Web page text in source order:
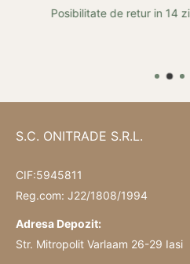
Posibilitate de retur in 14
S.C. ONITRADE S.R.L.
CIF:5945811
Reg.com: J22/1808/1994
Adresa Depozit:
Str. Mitropolit Varlaam 26-29 Iasi